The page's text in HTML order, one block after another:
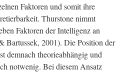
Faktoren und somit ihre
Thurstone nimmt
Faktoren der Intelligenz an
Bartussek, 2001). Die Position der
demnach theorieabhängig und
notwenig. Bei diesem Ansatz